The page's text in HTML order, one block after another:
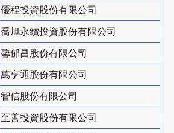
優程投資股份有限公司
喬旭永續投資股份有限公司
馨郁昌股份有限公司
萬亨通股份有限公司
智信股份有限公司
至善投資股份有限公司